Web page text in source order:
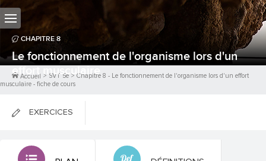
CHAPITRE8
Le fonctionnement de l'organisme lors d'un
effort musculaire
Accueil > SVT 5e > Chapitre 8 - Le fonctionnement de l'organisme lors d'un effort
musculaire - fiche de cours
EXERCICES
FICHES DE COURS